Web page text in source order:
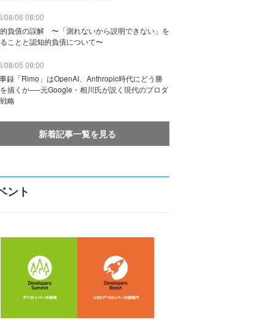
08/06 08:00
負債の誤解 〜「測れないから説明できない」を
ことと認知的負債について〜
08/05 09:00
録「Rimo」はOpenAI、Anthropic時代にどう勝
描くか──元Google・相川氏が説く現代のプロダ
略
新着記事一覧を見る
ント